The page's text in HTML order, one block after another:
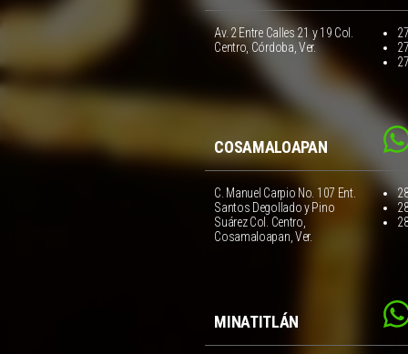
Av. 2 Entre Calles 21 y 19 Col.
Centro, Córdoba, Ver.
COSAMALOAPAN
C. Manuel Carpio No. 107 Ent.
Santos Degollado y Pino
Suárez Col. Centro,
Cosamaloapan, Ver.
MINATITLÁN